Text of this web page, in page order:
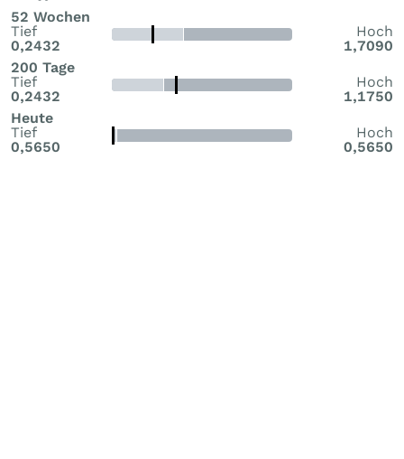
52 Wochen
Tief
0,2432
Hoch
1,7090
200 Tage
Tief
0,2432
Hoch
1,1750
Heute
Tief
0,5650
Hoch
0,5650